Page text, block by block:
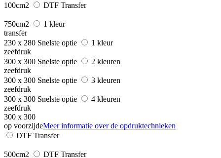
100cm2 DTF Transfer
750cm2
1 kleur
transfer
230 x 280 Snelste optie
1 kleur
zeefdruk
300 x 300 Snelste optie
2 kleuren
zeefdruk
300 x 300 Snelste optie
3 kleuren
zeefdruk
300 x 300 Snelste optie
4 kleuren
zeefdruk
300 x 300
op voorzijdeMeer informatie over de opdruktechnieken
DTF Transfer
500cm2 DTF Transfer